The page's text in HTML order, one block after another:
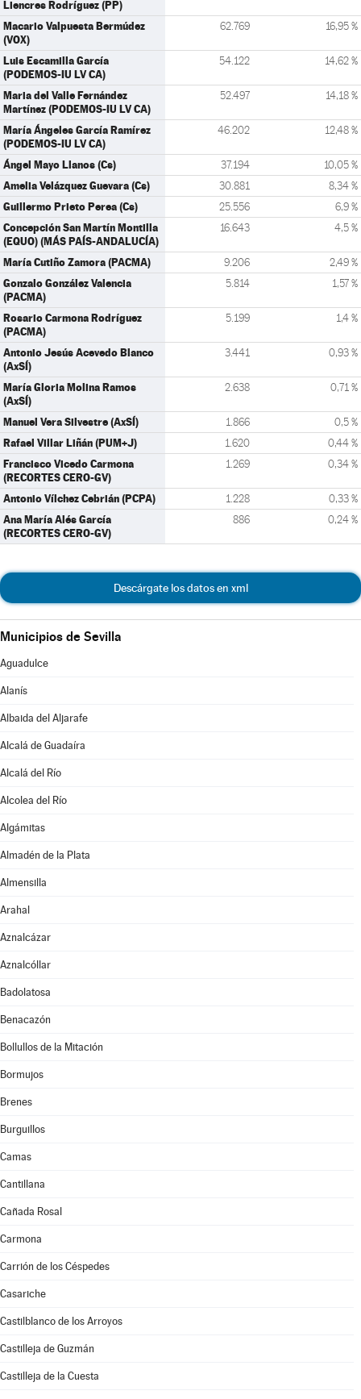
Liencres Rodríguez (PP)
Macario Valpuesta Bermúdez
(VOX)
62.769 16,95 %
Luis Escamilla García
(PODEMOS-IU LV CA)
54.122 14,62 %
Maria del Valle Fernández
Martínez (PODEMOS-IU LV CA)
52.497 14,18 %
María Ángeles García Ramírez
(PODEMOS-IU LV CA)
46.202 12,48 %
Ángel Mayo Llanos (Cs) 37.194 10,05 %
Amelia Velázquez Guevara (Cs) 30.881 8,34 %
Guillermo Prieto Perea (Cs) 25.556 6,9 %
Concepción San Martín Montilla
(EQUO) (MÁS PAÍS-ANDALUCÍA)
16.643 4,5 %
María Cutiño Zamora (PACMA) 9.206 2,49 %
Gonzalo González Valencia
(PACMA)
5.814 1,57 %
Rosario Carmona Rodríguez
(PACMA)
5.199 1,4 %
Antonio Jesús Acevedo Blanco
(AxSÍ)
3.441 0,93 %
María Gloria Molina Ramos
(AxSÍ)
2.638 0,71 %
Manuel Vera Silvestre (AxSÍ) 1.866 0,5 %
Rafael Villar Liñán (PUM+J) 1.620 0,44 %
Francisco Vicedo Carmona
(RECORTES CERO-GV)
1.269 0,34 %
Antonio Vílchez Cebrián (PCPA) 1.228 0,33 %
Ana María Alés García
(RECORTES CERO-GV)
886 0,24 %
Descárgate los datos en xml
Municipios de Sevilla
Aguadulce
Alanís
Albaida del Aljarafe
Alcalá de Guadaíra
Alcalá del Río
Alcolea del Río
Algámitas
Almadén de la Plata
Almensilla
Arahal
Aznalcázar
Aznalcóllar
Badolatosa
Benacazón
Bollullos de la Mitación
Bormujos
Brenes
Burguillos
Camas
Cantillana
Cañada Rosal
Carmona
Carrión de los Céspedes
Casariche
Castilblanco de los Arroyos
Castilleja de Guzmán
Castilleja de la Cuesta